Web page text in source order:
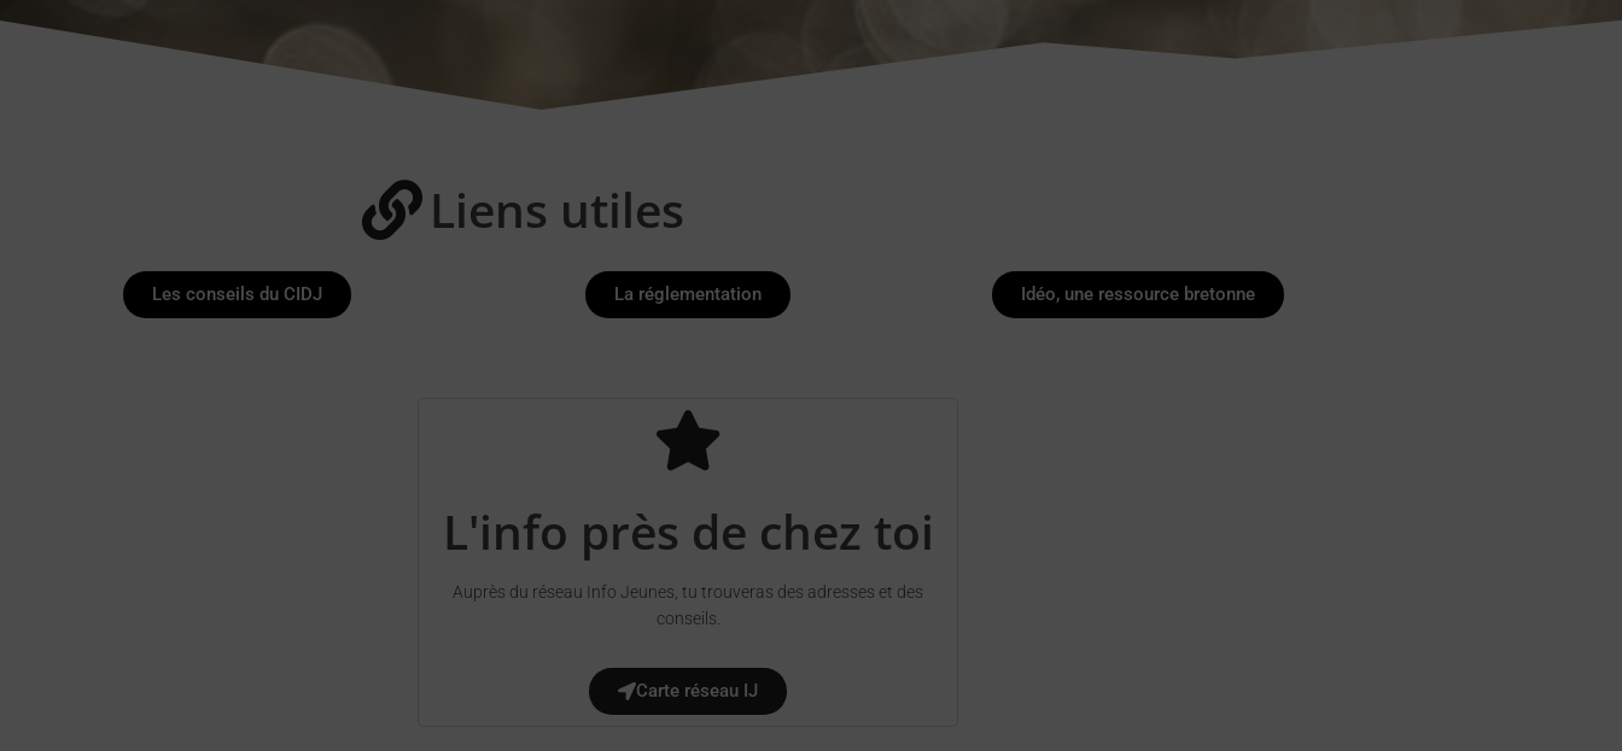
Liens utiles
Les conseils du CIDJ La réglementation Idéo, une ressource bretonne
L'info près de chez toi
Auprès du réseau Info Jeunes, tu trouveras des adresses et des
conseils.
Carte réseau IJ